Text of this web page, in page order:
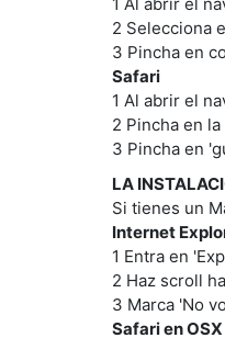
2 Selecciona
3 Pincha en
Safari
1 Al abrir el
2 Pincha en
3 Pincha en
LA
Si tienes un
Internet
1 Entra en
2 Haz scroll
3 Marca 'No
Safari en OSX